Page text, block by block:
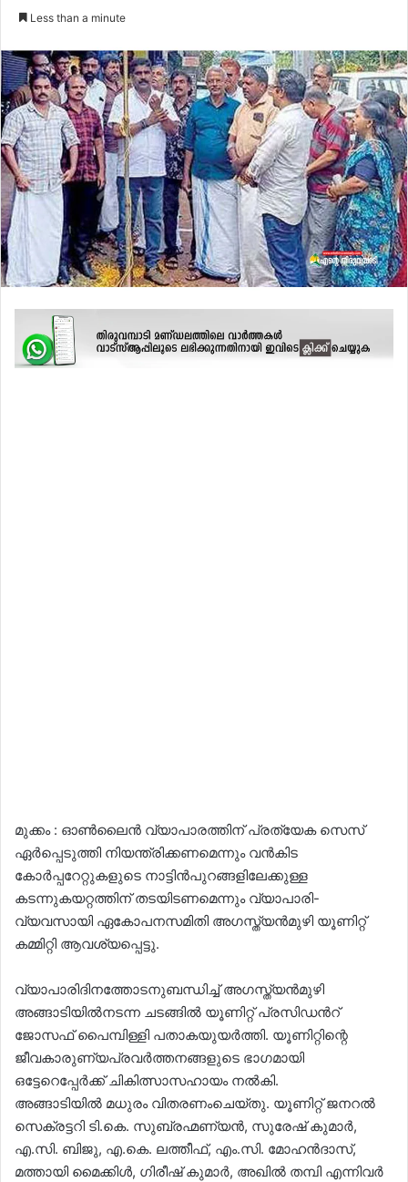
Less than a minute
മുക്കം : ഓൺലൈൻ വ്യാപാരത്തിന് പ്രത്യേക സെസ്
ഏർപ്പെടുത്തി നിയന്ത്രിക്കണമെന്നും വൻകിട
കോർപ്പറേറ്റുകളുടെ നാട്ടിൻപുറങ്ങളിലേക്കുള്ള
കടന്നുകയറ്റത്തിന് തടയിടണമെന്നും വ്യാപാരി-
വ്യവസായി ഏകോപനസമിതി അഗസ്ത്യൻമുഴി യൂണിറ്റ്
കമ്മിറ്റി ആവശ്യപ്പെട്ടു.
വ്യാപാരിദിനത്തോടനുബന്ധിച്ച് അഗസ്ത്യൻമുഴി
അങ്ങാടിയിൽനടന്ന ചടങ്ങിൽ യൂണിറ്റ് പ്രസിഡൻറ്
ജോസഫ് പൈമ്പിള്ളി പതാകയുയർത്തി. യൂണിറ്റിന്റെ
ജീവകാരുണ്യപ്രവർത്തനങ്ങളുടെ ഭാഗമായി
ഒട്ടേറെപ്പേർക്ക് ചികിത്സാസഹായം നൽകി.
അങ്ങാടിയിൽ മധുരം വിതരണംചെയ്തു. യൂണിറ്റ് ജനറൽ
സെക്രട്ടറി ടി.കെ. സുബ്രഹ്മണ്യൻ, സുരേഷ് കുമാർ,
എ.സി. ബിജു, എ.കെ. ലത്തീഫ്, എം.സി. മോഹൻദാസ്,
മത്തായി മൈക്കിൾ, ഗിരീഷ് കുമാർ, അഖിൽ തമ്പി എന്നിവർ